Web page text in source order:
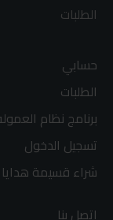
الطلبات
حسابي
الطلبات
برنامج نظام
تسجيل الدخول
شراء قسيمة هدايا
اتصل بنا